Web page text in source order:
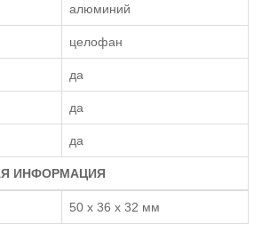
алюминий
целофан
да
да
да
ИНФОРМАЦИЯ
50 x 36 x 32 мм